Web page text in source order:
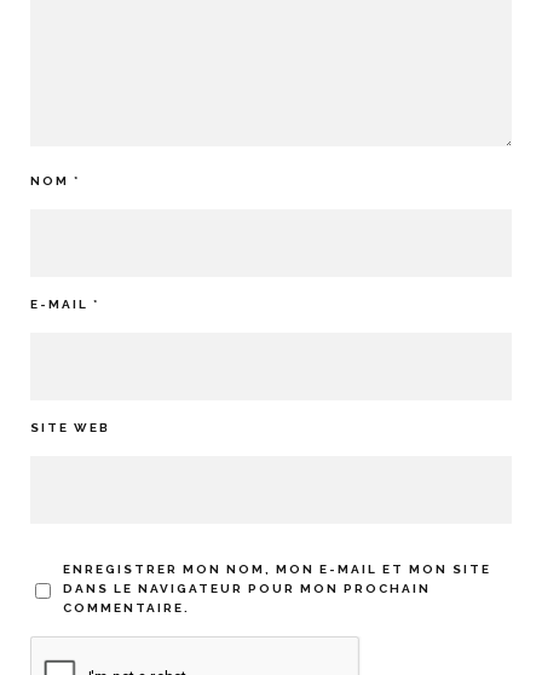
NOM *
E-MAIL *
SITE WEB
ENREGISTRER MON NOM, MON E-MAIL ET MON SITE
DANS LE NAVIGATEUR POUR MON PROCHAIN
COMMENTAIRE.